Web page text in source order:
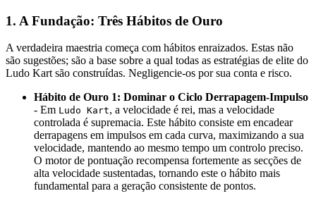
1. A Fundação: Três Hábitos de Ouro
A verdadeira maestria começa com hábitos enraizados. Estas não
são sugestões; são a base sobre a qual todas as estratégias de elite do
Ludo Kart são construídas. Negligencie-os por sua conta e risco.
Hábito de Ouro 1: Dominar o Ciclo Derrapagem-Impulso
- Em Ludo Kart, a velocidade é rei, mas a velocidade
controlada é supremacia. Este hábito consiste em encadear
derrapagens em impulsos em cada curva, maximizando a sua
velocidade, mantendo ao mesmo tempo um controlo preciso.
O motor de pontuação recompensa fortemente as secções de
alta velocidade sustentadas, tornando este o hábito mais
fundamental para a geração consistente de pontos.